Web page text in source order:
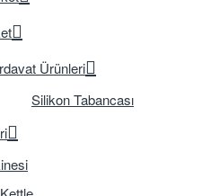
Ürünleri
Silikon Tabancası